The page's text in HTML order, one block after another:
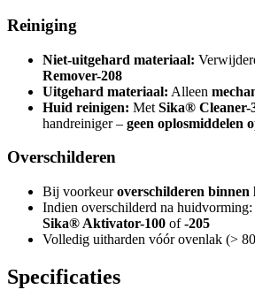
Reiniging
Niet-uitgehard materiaal:
Remover-208
Uitgehard materiaal: Alleen
Huid reinigen: Met Sika® Cleaner-
handreiniger – geen oplosmiddelen
Overschilderen
Bij voorkeuroverschilderen
Indien overschilderd na
Sika® Aktivator-100 of-205
Volledig uitharden vóór ovenlak (>
Specificaties